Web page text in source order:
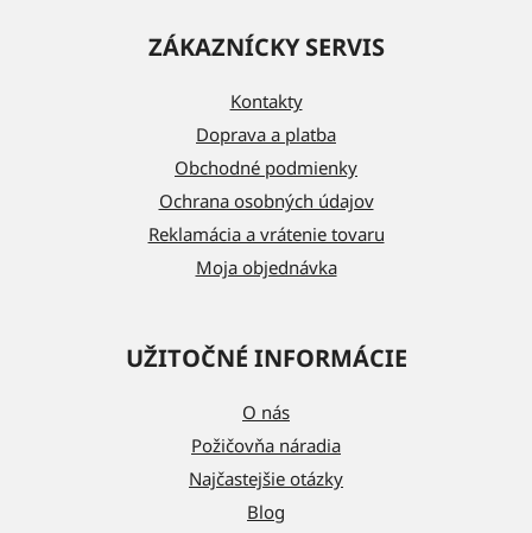
ZÁKAZNÍCKY SERVIS
Kontakty
Doprava a platba
Obchodné podmienky
Ochrana osobných údajov
Reklamácia a vrátenie tovaru
Moja objednávka
UŽITOČNÉ INFORMÁCIE
O nás
Požičovňa náradia
Najčastejšie otázky
Blog